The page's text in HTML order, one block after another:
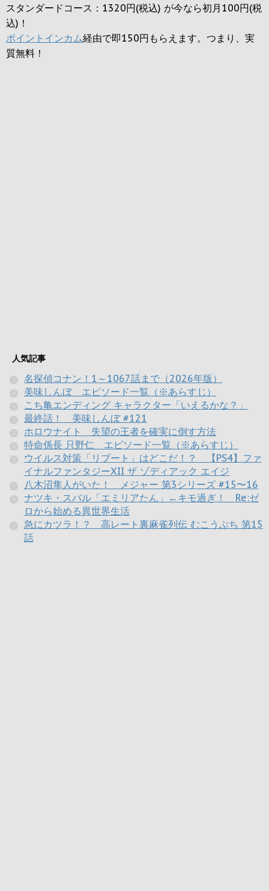
スタンダードコース：1320円(税込) が今なら初月100円(税
込)！
ポイントインカム経由で即150円もらえます。つまり、実
質無料！
人気記事
名探偵コナン！1～1067話まで（2026年版）
美味しんぼ エピソード一覧（※あらすじ）
こち亀エンディング キャラクター「いえるかな？」
最終話！ 美味しんぼ #121
ホロウナイト 失望の王者を確実に倒す方法
特命係長 只野仁 エピソード一覧（※あらすじ）
ウイルス対策「リブート」はどこだ！？ 【PS4】ファ
イナルファンタジーXII ザ ゾディアック エイジ
八木沼隼人がいた！ メジャー 第3シリーズ #15〜16
ナツキ・スバル「エミリアたん」←キモ過ぎ！ Re:ゼ
ロから始める異世界生活
急にカツラ！？ 高レート裏麻雀列伝 むこうぶち 第15
話